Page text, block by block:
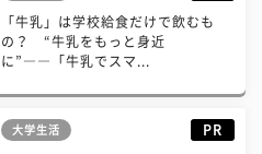
「牛乳」は学校給食だけで飲むも
の？ “牛乳をもっと身近
に”――「牛乳でスマ...
大学生活 PR